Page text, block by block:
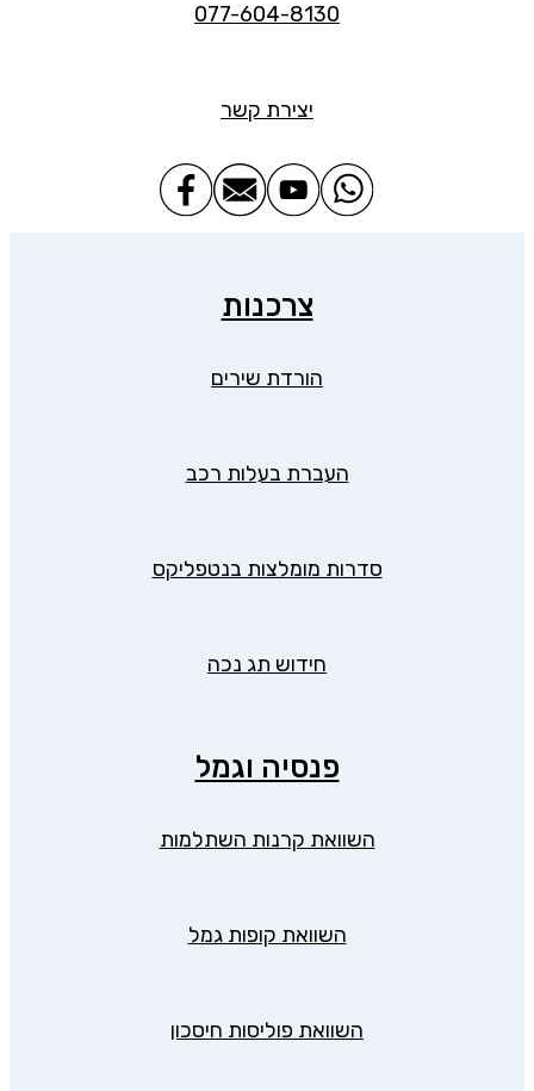
077-604-8130
יצירת קשר
צרכנות
הורדת שירים
העברת בעלות רכב
סדרות מומלצות בנטפליקס
חידוש תג נכה
פנסיה וגמל
השוואת קרנות השתלמות
השוואת קופות גמל
השוואת פוליסות חיסכון